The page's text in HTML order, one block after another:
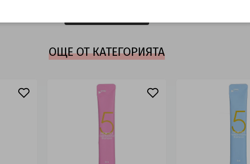
ОЩЕ ОТ КАТЕГОРИЯТА